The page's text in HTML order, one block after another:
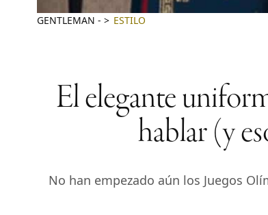
GENTLEMAN - ESTILO
El elegante
hablar (y
No han empezado aún los Juegos